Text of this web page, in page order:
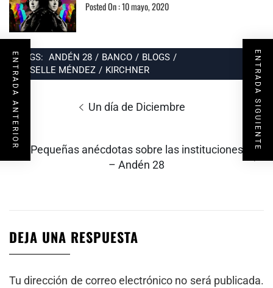
Posted On : 10 mayo, 2020
TAGS: ANDÉN 28 / BANCO / BLOGS /
GISELLE MÉNDEZ / KIRCHNER
Navegación
de
entradas
Entrada
Un día de Diciembre
Entrada
siguiente:
Pequeñas anécdotas sobre las instituciones
– Andén 28
ENTRADA ANTERIOR ENTRADA SIGUIENTE
DEJA UNA RESPUESTA
Tu dirección de correo electrónico no será publicada.